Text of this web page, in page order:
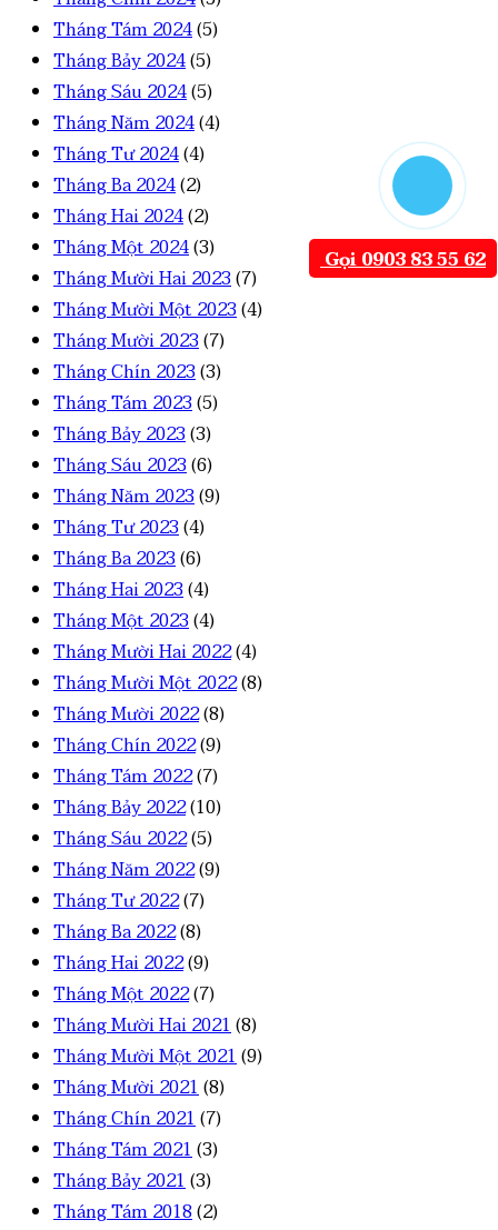
Tháng Tám 2024(5)
Tháng Bảy 2024(5)
Tháng Sáu 2024(5)
Tháng Năm 2024(4)
Tháng Tư 2024(4)
Tháng Ba 2024(2)
Tháng Hai 2024(2)
Tháng Một 2024(3)
Tháng Mười Hai 2023(7)
Tháng Mười Một 2023(4)
Tháng Mười 2023(7)
Tháng Chín 2023(3)
Tháng Tám 2023(5)
Tháng Bảy 2023(3)
Tháng Sáu 2023(6)
Tháng Năm 2023(9)
Tháng Tư 2023(4)
Tháng Ba 2023(6)
Tháng Hai 2023(4)
Tháng Một 2023(4)
Tháng Mười Hai 2022(4)
Tháng Mười Một 2022(8)
Tháng Mười 2022(8)
Tháng Chín 2022(9)
Tháng Tám 2022(7)
Tháng Bảy 2022(10)
Tháng Sáu 2022(5)
Tháng Năm 2022(9)
Tháng Tư 2022(7)
Tháng Ba 2022(8)
Tháng Hai 2022(9)
Tháng Một 2022(7)
Tháng Mười Hai 2021(8)
Tháng Mười Một 2021(9)
Tháng Mười 2021(8)
Tháng Chín 2021(7)
Tháng Tám 2021(3)
Tháng Bảy 2021(3)
Tháng Tám 2018(2)
Gọi 0903 83 55 62